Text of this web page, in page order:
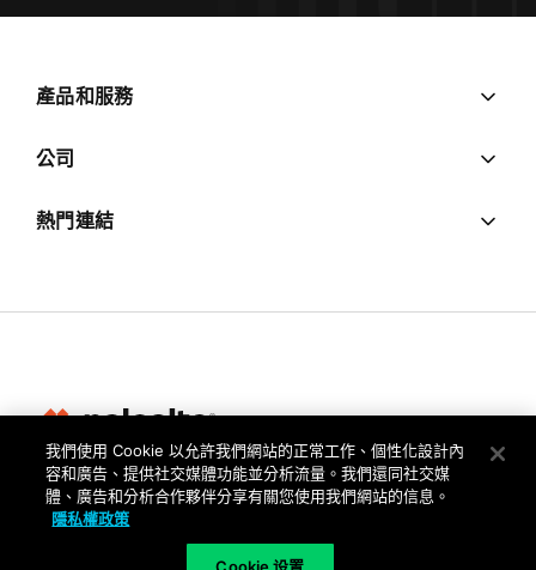
產品和服務
公司
熱門連結
隱私權
信任中心
我們使用 Cookie 以允許我們網站的正常工作、個性化設計內
容和廣告、提供社交媒體功能並分析流量。我們還同社交媒
體、廣告和分析合作夥伴分享有關您使用我們網站的信息。
隱私權政策